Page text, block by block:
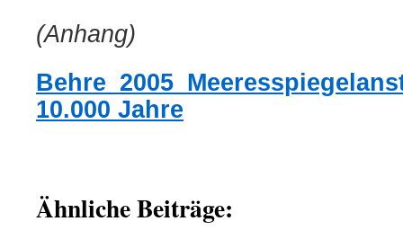
(Anhang)
10.000 Jahre
Ähnliche Beiträge: